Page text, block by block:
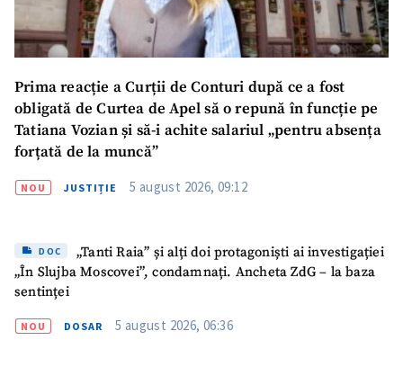
Prima reacție a Curții de Conturi după ce a fost
obligată de Curtea de Apel să o repună în funcție pe
Tatiana Vozian și să-i achite salariul „pentru absența
forțată de la muncă”
NOU JUSTIȚIE 5 august 2026, 09:12
DOC
„Tanti Raia” și alți doi protagoniști ai investigației
„În Slujba Moscovei”, condamnați. Ancheta ZdG – la baza
sentinței
NOU DOSAR 5 august 2026, 06:36